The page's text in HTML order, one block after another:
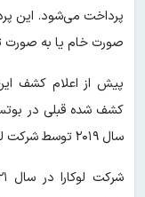
پرداخت می‌شود. این
صورت خام یا به صورت
سال ۲۰۱۹ توسط شرکت لوکارا کشف شد